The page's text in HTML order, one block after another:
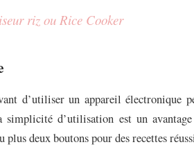
riz ou Rice Cooker
d’utiliser un appareil électronique
simplicité d’utilisation est un
plus deux boutons pour des recettes